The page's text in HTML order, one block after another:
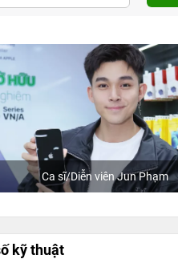
Ca sĩ/Diễn viên Jun Phạm
kỹ thuật